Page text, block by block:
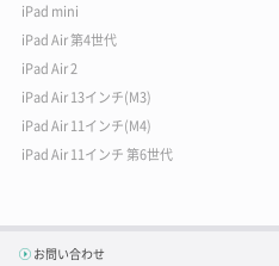
iPad mini
iPad Air 第4世代
iPad Air 2
iPad Air 13インチ(M3)
iPad Air 11インチ(M4)
iPad Air 11インチ 第6世代
お問い合わせ